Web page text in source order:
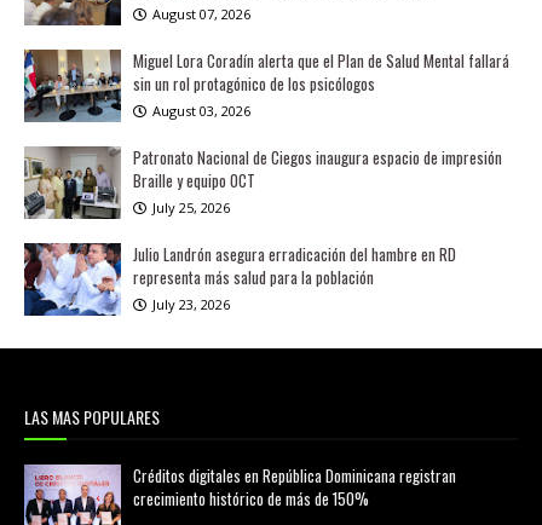
August 07, 2026
Miguel Lora Coradín alerta que el Plan de Salud Mental fallará
sin un rol protagónico de los psicólogos
August 03, 2026
Patronato Nacional de Ciegos inaugura espacio de impresión
Braille y equipo OCT
July 25, 2026
Julio Landrón asegura erradicación del hambre en RD
representa más salud para la población
July 23, 2026
LAS MAS POPULARES
Créditos digitales en República Dominicana registran
crecimiento histórico de más de 150%